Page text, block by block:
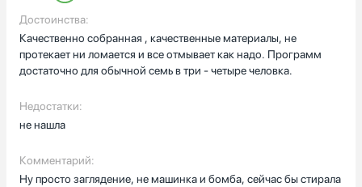
Достоинства:
Качественно собранная , качественные материалы, не
протекает ни ломается и все отмывает как надо. Программ
достаточно для обычной семь в три - четыре человка.
Недостатки:
не нашла
Комментарий:
Ну просто заглядение, не машинка и бомба, сейчас бы стирала